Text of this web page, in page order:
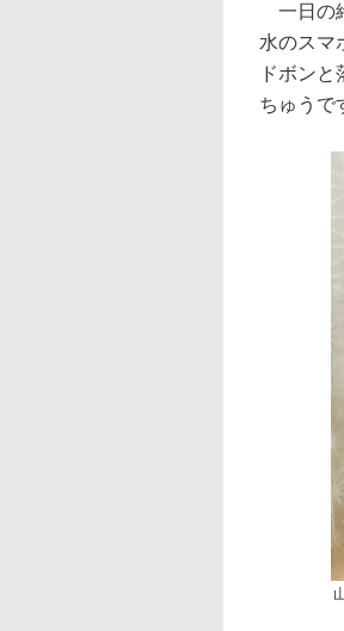
一日の
水のスマ
ドボン
ちゅうで